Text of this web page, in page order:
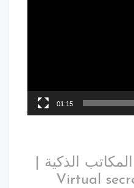
01:15
الذكية |
Virtual